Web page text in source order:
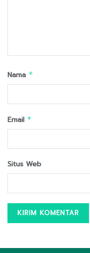
Nama *
Email *
Situs Web